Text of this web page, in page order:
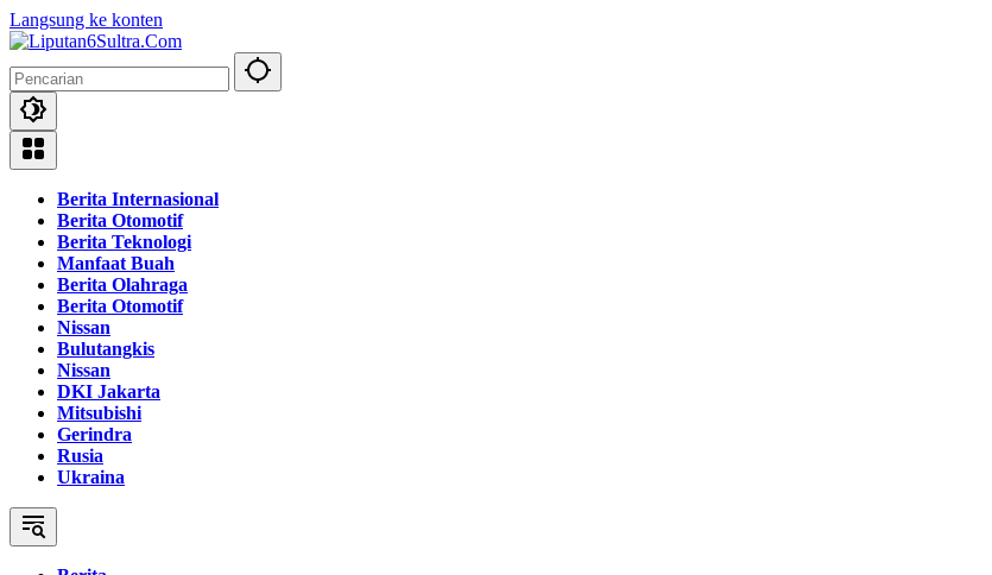
Langsung ke konten
Berita Internasional
Berita Otomotif
Berita Teknologi
Manfaat Buah
Berita Olahraga
Berita Otomotif
Nissan
Bulutangkis
Nissan
DKI Jakarta
Mitsubishi
Gerindra
Rusia
Ukraina